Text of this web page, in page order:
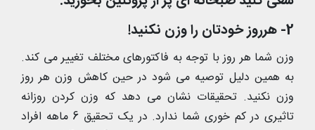
2- هرروز خودتان را وزن نکنید!
وزن شما هر روز با توجه به فاکتورهای مختلف تغییر می کند.
به همین دلیل توصیه می شود در حین کاهش وزن هر روز
وزن نکنید. تحقیقات نشان می دهد که وزن کردن روزانه
تاثیری در کم خوری شما ندارد. در یک تحقیق 6 ماهه افراد